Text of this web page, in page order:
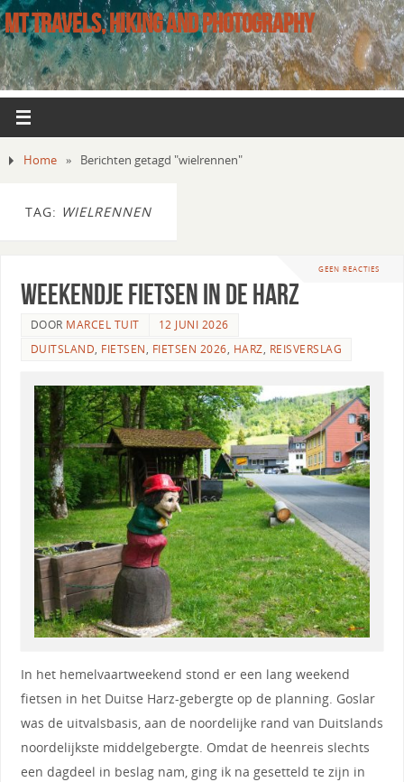
MT TRAVELS, HIKING AND PHOTOGRAPHY
Home » Berichten getagd "wielrennen"
TAG: WIELRENNEN
GEEN REACTIES
Weekendje fietsen in de Harz
DOOR MARCEL TUIT
12 JUNI 2026
DUITSLAND, FIETSEN, FIETSEN 2026, HARZ, REISVERSLAG
In het hemelvaartweekend stond er een lang weekend
fietsen in het Duitse Harz-gebergte op de planning. Goslar
was de uitvalsbasis, aan de noordelijke rand van Duitslands
noordelijkste middelgebergte. Omdat de heenreis slechts
een dagdeel in beslag nam, ging ik na gesetteld te zijn in